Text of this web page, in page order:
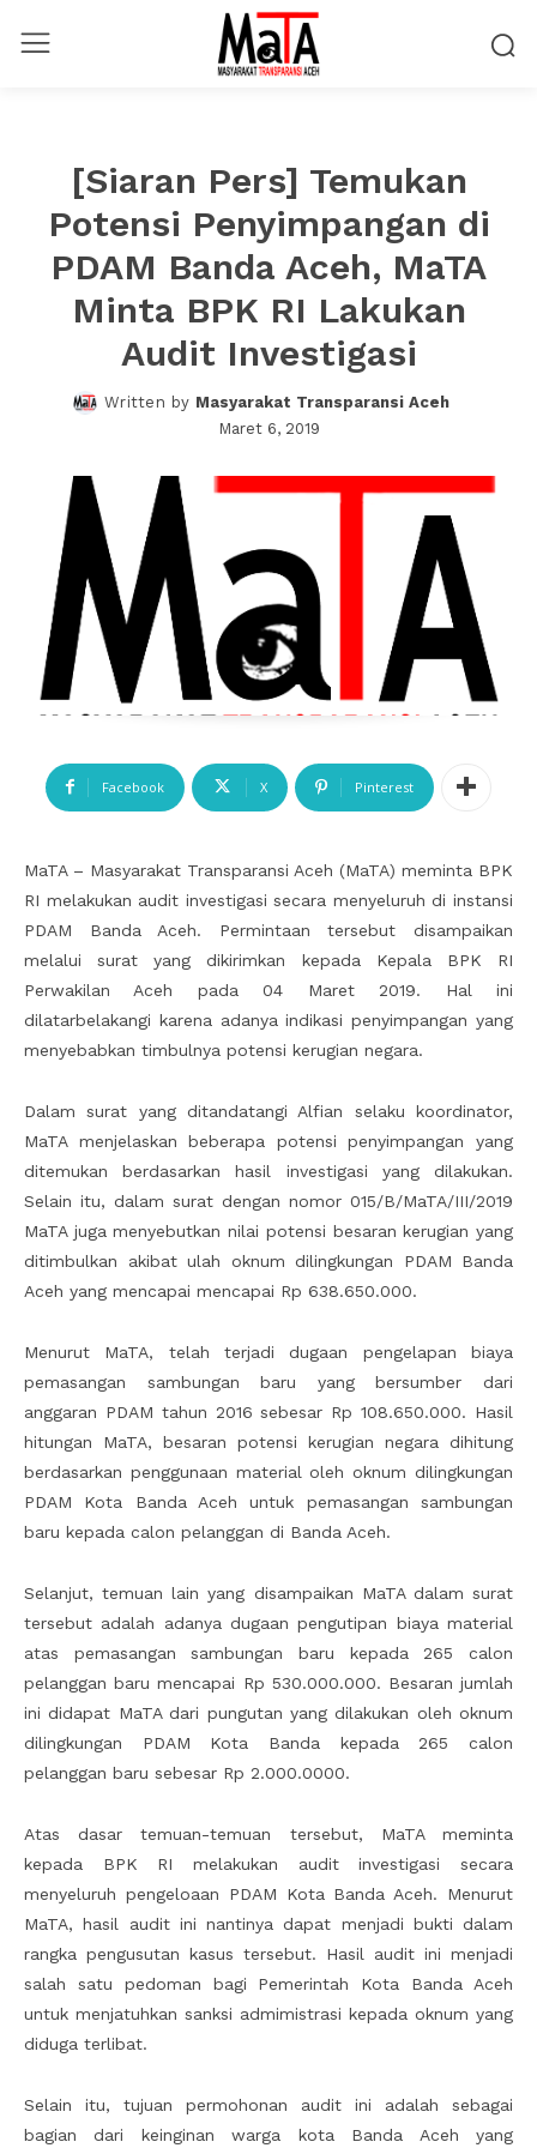
[Siaran Pers] Temukan
Potensi Penyimpangan di
PDAM Banda Aceh, MaTA
Minta BPK RI Lakukan
Audit Investigasi
Written by Masyarakat Transparansi Aceh
Maret 6, 2019
Facebook X Pinterest
MaTA – Masyarakat Transparansi Aceh (MaTA) meminta BPK
RI melakukan audit investigasi secara menyeluruh di instansi
PDAM Banda Aceh. Permintaan tersebut disampaikan
melalui surat yang dikirimkan kepada Kepala BPK RI
Perwakilan Aceh pada 04 Maret 2019. Hal ini
dilatarbelakangi karena adanya indikasi penyimpangan yang
menyebabkan timbulnya potensi kerugian negara.
Dalam surat yang ditandatangi Alfian selaku koordinator,
MaTA menjelaskan beberapa potensi penyimpangan yang
ditemukan berdasarkan hasil investigasi yang dilakukan.
Selain itu, dalam surat dengan nomor 015/B/MaTA/III/2019
MaTA juga menyebutkan nilai potensi besaran kerugian yang
ditimbulkan akibat ulah oknum dilingkungan PDAM Banda
Aceh yang mencapai mencapai Rp 638.650.000.
Menurut MaTA, telah terjadi dugaan pengelapan biaya
pemasangan sambungan baru yang bersumber dari
anggaran PDAM tahun 2016 sebesar Rp 108.650.000. Hasil
hitungan MaTA, besaran potensi kerugian negara dihitung
berdasarkan penggunaan material oleh oknum dilingkungan
PDAM Kota Banda Aceh untuk pemasangan sambungan
baru kepada calon pelanggan di Banda Aceh.
Selanjut, temuan lain yang disampaikan MaTA dalam surat
tersebut adalah adanya dugaan pengutipan biaya material
atas pemasangan sambungan baru kepada 265 calon
pelanggan baru mencapai Rp 530.000.000. Besaran jumlah
ini didapat MaTA dari pungutan yang dilakukan oleh oknum
dilingkungan PDAM Kota Banda kepada 265 calon
pelanggan baru sebesar Rp 2.000.0000.
Atas dasar temuan-temuan tersebut, MaTA meminta
kepada BPK RI melakukan audit investigasi secara
menyeluruh pengeloaan PDAM Kota Banda Aceh. Menurut
MaTA, hasil audit ini nantinya dapat menjadi bukti dalam
rangka pengusutan kasus tersebut. Hasil audit ini menjadi
salah satu pedoman bagi Pemerintah Kota Banda Aceh
untuk menjatuhkan sanksi admimistrasi kepada oknum yang
diduga terlibat.
Selain itu, tujuan permohonan audit ini adalah sebagai
bagian dari keinginan warga kota Banda Aceh yang